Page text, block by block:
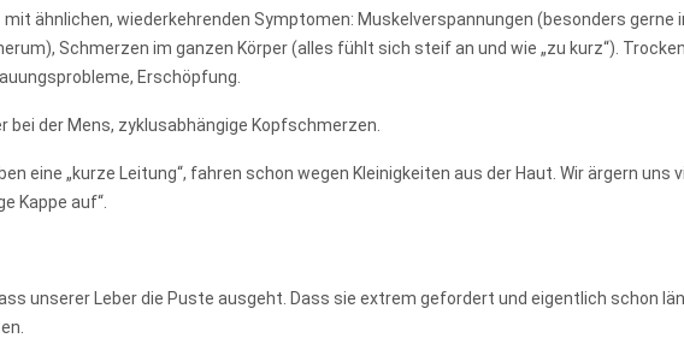
ähnlichen, wiederkehrenden Symptomen: Muskelverspannungen (besonders gerne
Schmerzen im ganzen Körper (alles fühlt sich steif an und wie „zu kurz“).
Erschöpfung.
bei der Mens, zyklusabhängige Kopfschmerzen.
eine „kurze Leitung“, fahren schon wegen Kleinigkeiten aus der Haut. Wir ärgern uns
Kappe auf“.
unserer Leber die Puste ausgeht. Dass sie extrem gefordert und eigentlich schon